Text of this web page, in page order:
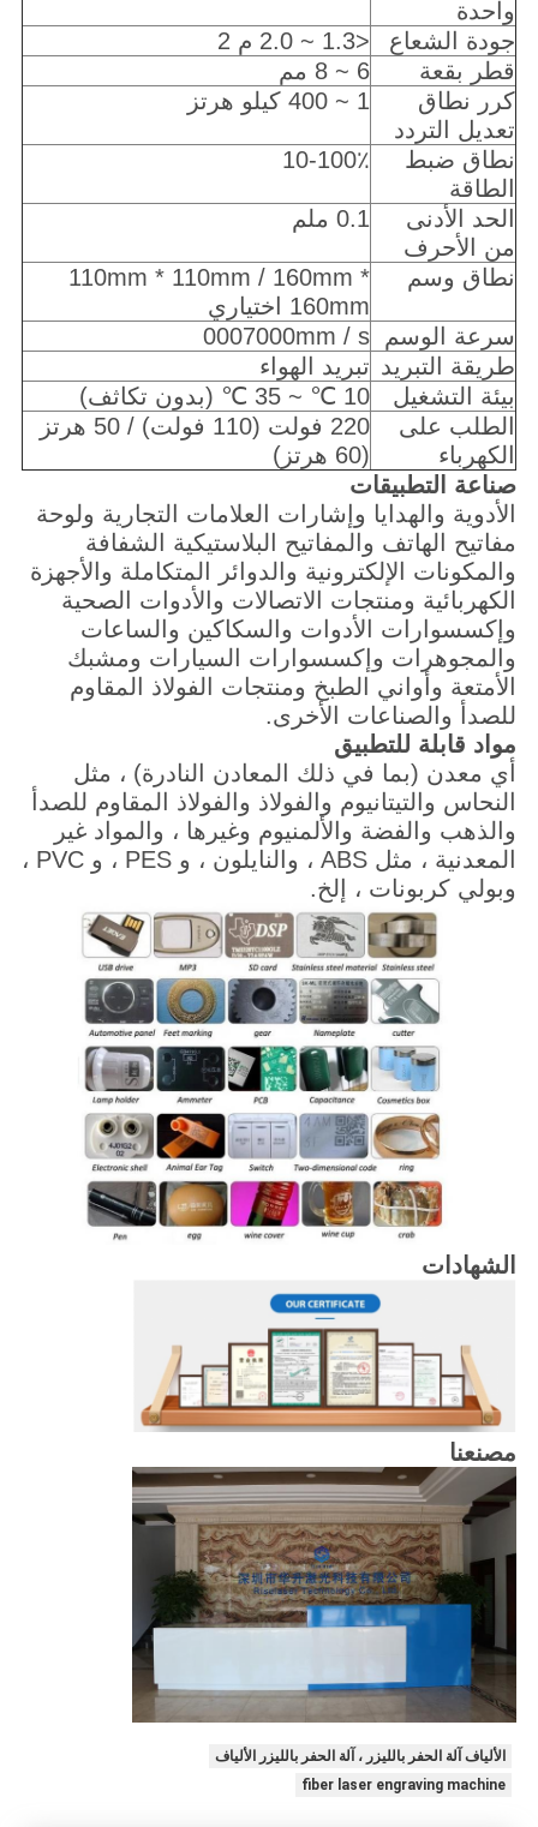
واحدة
جودة الشعاع
<1.3 ~ 2.0 م 2
قطر بقعة
6 ~ 8 مم
كرر نطاق
تعديل التردد
1 ~ 400 كيلو هرتز
نطاق ضبط
الطاقة
10-100٪
الحد الأدنى
من الأحرف
0.1 ملم
نطاق وسم
110mm * 110mm / 160mm *
160mm اختياري
سرعة الوسم 0007000mm / s
طريقة التبريد تبريد الهواء
بيئة التشغيل
10 ℃ ~ 35 ℃ (بدون تكاثف)
الطلب على
الكهرباء
220 فولت (110 فولت) / 50 هرتز
(60 هرتز)
صناعة التطبيقات
الأدوية والهدايا وإشارات العلامات التجارية ولوحة
مفاتيح الهاتف والمفاتيح البلاستيكية الشفافة
والمكونات الإلكترونية والدوائر المتكاملة والأجهزة
الكهربائية ومنتجات الاتصالات والأدوات الصحية
وإكسسوارات الأدوات والسكاكين والساعات
والمجوهرات وإكسسوارات السيارات ومشبك
الأمتعة وأواني الطبخ ومنتجات الفولاذ المقاوم
للصدأ والصناعات الأخرى.
مواد قابلة للتطبيق
أي معدن (بما في ذلك المعادن النادرة) ، مثل
النحاس والتيتانيوم والفولاذ والفولاذ المقاوم للصدأ
والذهب والفضة والألمنيوم وغيرها ، والمواد غير
المعدنية ، مثل ABS ، والنايلون ، و PES ، و PVC ،
وبولي كربونات ، إلخ.
الشهادات
مصنعنا
الألياف آلة الحفر بالليزر ، آلة الحفر بالليزر الألياف
fiber laser engraving machine